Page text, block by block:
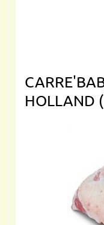
HOLLAND